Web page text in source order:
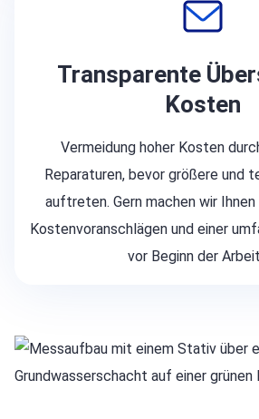
Transparente
Kosten
Vermeidung hoher Kosten
Reparaturen, bevor größere und
auftreten. Gern machen wir
Kostenvoranschlägen und einer
vor Beginn der